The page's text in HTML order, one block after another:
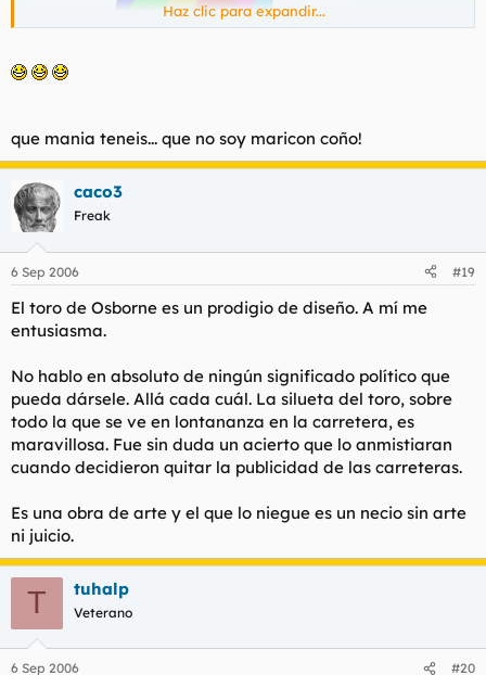
De buen rollito, eh?
Haz clic para expandir...
que mania teneis... que no soy maricon coño!
caco3
Freak
6 Sep 2006 #19
El toro de Osborne es un prodigio de diseño. A mí me
entusiasma.
No hablo en absoluto de ningún significado político que
pueda dársele. Allá cada cuál. La silueta del toro, sobre
todo la que se ve en lontananza en la carretera, es
maravillosa. Fue sin duda un acierto que lo anmistiaran
cuando decidieron quitar la publicidad de las carreteras.
Es una obra de arte y el que lo niegue es un necio sin arte
ni juicio.
T tuhalp
Veterano
6 Sep 2006 #20